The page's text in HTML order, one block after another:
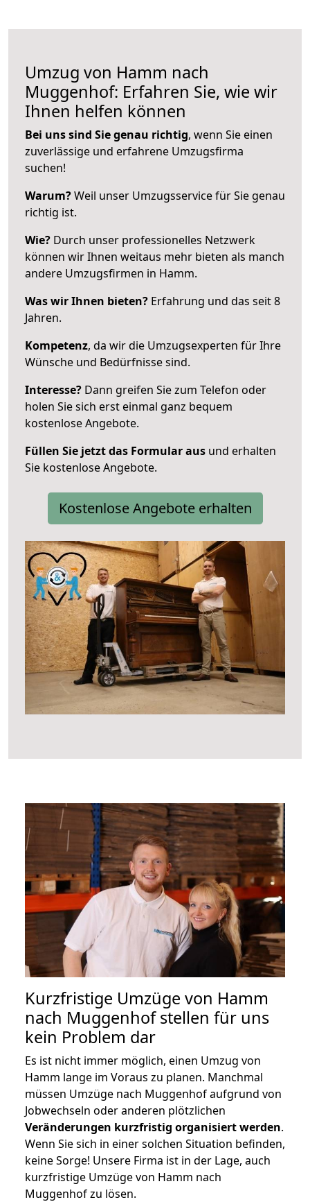
Umzug von Hamm nach
Muggenhof: Erfahren Sie, wie wir
Ihnen helfen können
Bei uns sind Sie genau richtig, wenn Sie einen
zuverlässige und erfahrene Umzugsfirma
suchen!
Warum?Weil unser Umzugsservice für Sie genau
richtig ist.
Wie? Durch unser professionelles Netzwerk
können wir Ihnen weitaus mehr bieten als manch
andere Umzugsfirmen in Hamm.
Was wir Ihnen bieten? Erfahrung und das seit 8
Jahren.
Kompetenz, da wir die Umzugsexperten für Ihre
Wünsche und Bedürfnisse sind.
Interesse? Dann greifen Sie zum Telefon oder
holen Sie sich erst einmal ganz bequem
kostenlose Angebote.
Füllen Sie jetzt das Formular aus und erhalten
Sie kostenlose Angebote.
Kostenlose Angebote erhalten
Kurzfristige Umzüge von Hamm
nach Muggenhof stellen für uns
kein Problem dar
Es ist nicht immer möglich, einen Umzug von
Hamm lange im Voraus zu planen. Manchmal
müssen Umzüge nach Muggenhof aufgrund von
Jobwechseln oder anderen plötzlichen
Veränderungen kurzfristig organisiert werden.
Wenn Sie sich in einer solchen Situation befinden,
keine Sorge! Unsere Firma ist in der Lage, auch
kurzfristige Umzüge von Hamm nach
Muggenhof zu lösen.